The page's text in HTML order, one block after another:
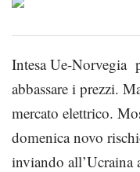
Intesa Ue-Norvegia
abbassare i prezzi.
mercato elettrico.
domenica novo
inviando